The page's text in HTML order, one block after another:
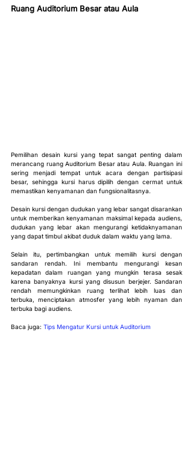
Ruang Auditorium Besar atau Aula
Pemilihan desain kursi yang tepat sangat penting dalam
merancang ruang Auditorium Besar atau Aula. Ruangan ini
sering menjadi tempat untuk acara dengan partisipasi
besar, sehingga kursi harus dipilih dengan cermat untuk
memastikan kenyamanan dan fungsionalitasnya.
Desain kursi dengan dudukan yang lebar sangat disarankan
untuk memberikan kenyamanan maksimal kepada audiens,
dudukan yang lebar akan mengurangi ketidaknyamanan
yang dapat timbul akibat duduk dalam waktu yang lama.
Selain itu, pertimbangkan untuk memilih kursi dengan
sandaran rendah. Ini membantu mengurangi kesan
kepadatan dalam ruangan yang mungkin terasa sesak
karena banyaknya kursi yang disusun berjejer. Sandaran
rendah memungkinkan ruang terlihat lebih luas dan
terbuka, menciptakan atmosfer yang lebih nyaman dan
terbuka bagi audiens.
Baca juga: Tips Mengatur Kursi untuk Auditorium